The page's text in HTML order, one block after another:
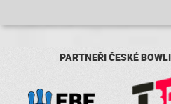
PARTNEŘI ČESKÉ